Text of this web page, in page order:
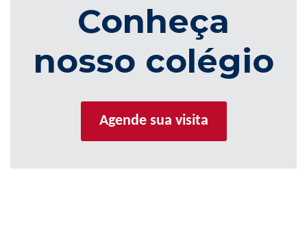
Conheça
nosso colégio
Agende sua visita